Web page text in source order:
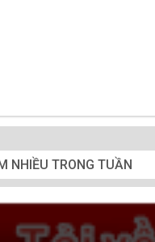
NHIỀU TRONG TUẦN